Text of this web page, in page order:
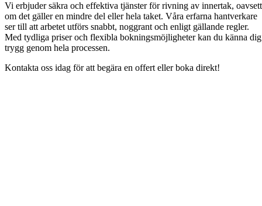
Vi erbjuder säkra och effektiva tjänster för rivning av innertak, oavsett
om det gäller en mindre del eller hela taket. Våra erfarna hantverkare
ser till att arbetet utförs snabbt, noggrant och enligt gällande regler.
Med tydliga priser och flexibla bokningsmöjligheter kan du känna dig
trygg genom hela processen.
Kontakta oss idag för att begära en offert eller boka direkt!